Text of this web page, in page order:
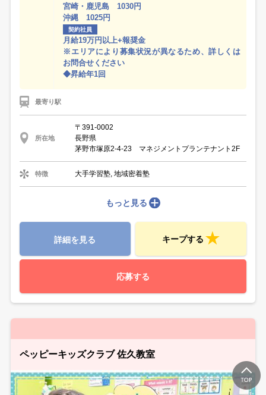
宮崎・鹿児島 1030円
沖縄 1025円
契約社員
月給19万円以上+報奨金
※エリアにより募集状況が異なるため、詳しくは
お問合せください
◆昇給年1回
最寄り駅
所在地
〒391-0002
長野県
茅野市塚原2-4-23 マネジメントプランテナント2F
特徴 大手学習塾, 地域密着塾
もっと見る
詳細を見る キープする
応募する
ペッピーキッズクラブ 佐久教室